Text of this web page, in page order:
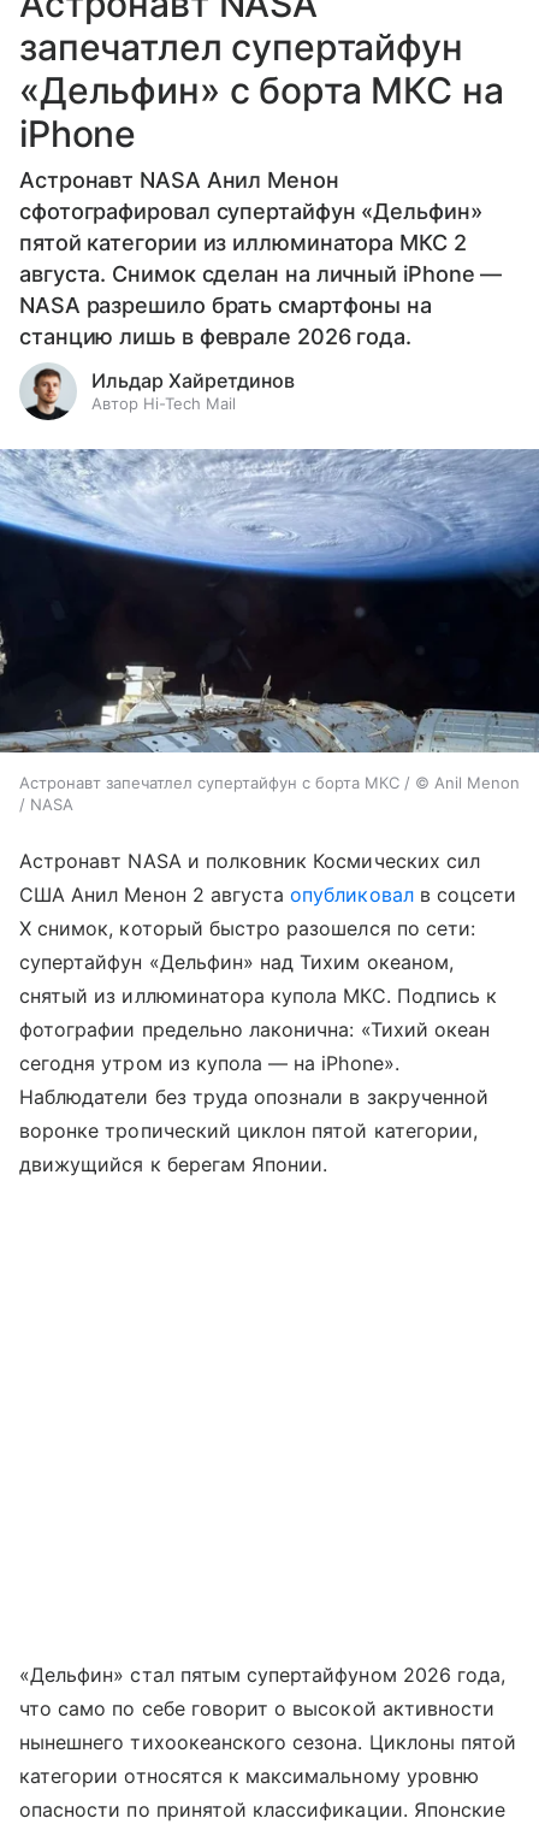
запечатлел супертайфун
«Дельфин» с борта МКС на
iPhone
Астронавт NASA Анил Менон
сфотографировал супертайфун «Дельфин»
пятой категории из иллюминатора МКС 2
августа. Снимок сделан на личный iPhone —
NASA разрешило брать смартфоны на
станцию лишь в феврале 2026 года.
Ильдар Хайретдинов
Автор Hi-Tech Mail
Астронавт запечатлел супертайфун с борта МКС / © Anil Menon
/ NASA
Астронавт NASA и полковник Космических сил
США Анил Менон 2 августаопубликовалв соцсети
X снимок, который быстро разошелся по сети:
супертайфун «Дельфин» над Тихим океаном,
снятый из иллюминатора купола МКС. Подпись к
фотографии предельно лаконична: «Тихий океан
сегодня утром из купола — на iPhone».
Наблюдатели без труда опознали в закрученной
воронке тропический циклон пятой категории,
движущийся к берегам Японии.
«Дельфин» стал пятым супертайфуном 2026 года,
что само по себе говорит о высокой активности
нынешнего тихоокеанского сезона. Циклоны пятой
категории относятся к максимальному уровню
опасности по принятой классификации. Японские